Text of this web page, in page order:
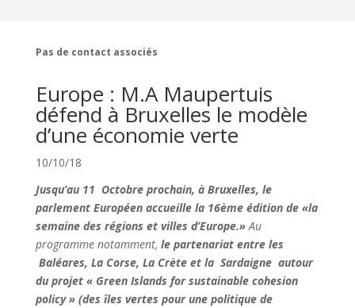
Pas de contact associés
Europe : M.A Maupertuis
défend à Bruxelles le modèle
d’une économie verte
10/10/18
Jusqu’au 11 Octobre prochain, à Bruxelles, le
parlement Européen accueille la 16ème édition de «la
semaine des régions et villes d’Europe.»Au
programme notamment, le partenariat entre les
Baléares, La Corse, La Crète et la Sardaigne autour
du projet « Green Islands for sustainable cohesion
policy » (des îles vertes pour une politique de